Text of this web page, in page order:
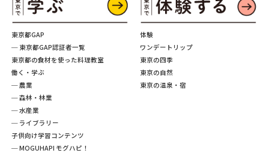
東京都GAP
─ 東京都GAP認証者一覧
東京都の食材を使った料理教室
働く・学ぶ
─ 農業
─ 森林・林業
─ 水産業
─ ライブラリー
子供向け学習コンテンツ
─ MOGUHAPI モグハピ！
体験
ワンデートリップ
東京の四季
東京の自然
東京の温泉・宿